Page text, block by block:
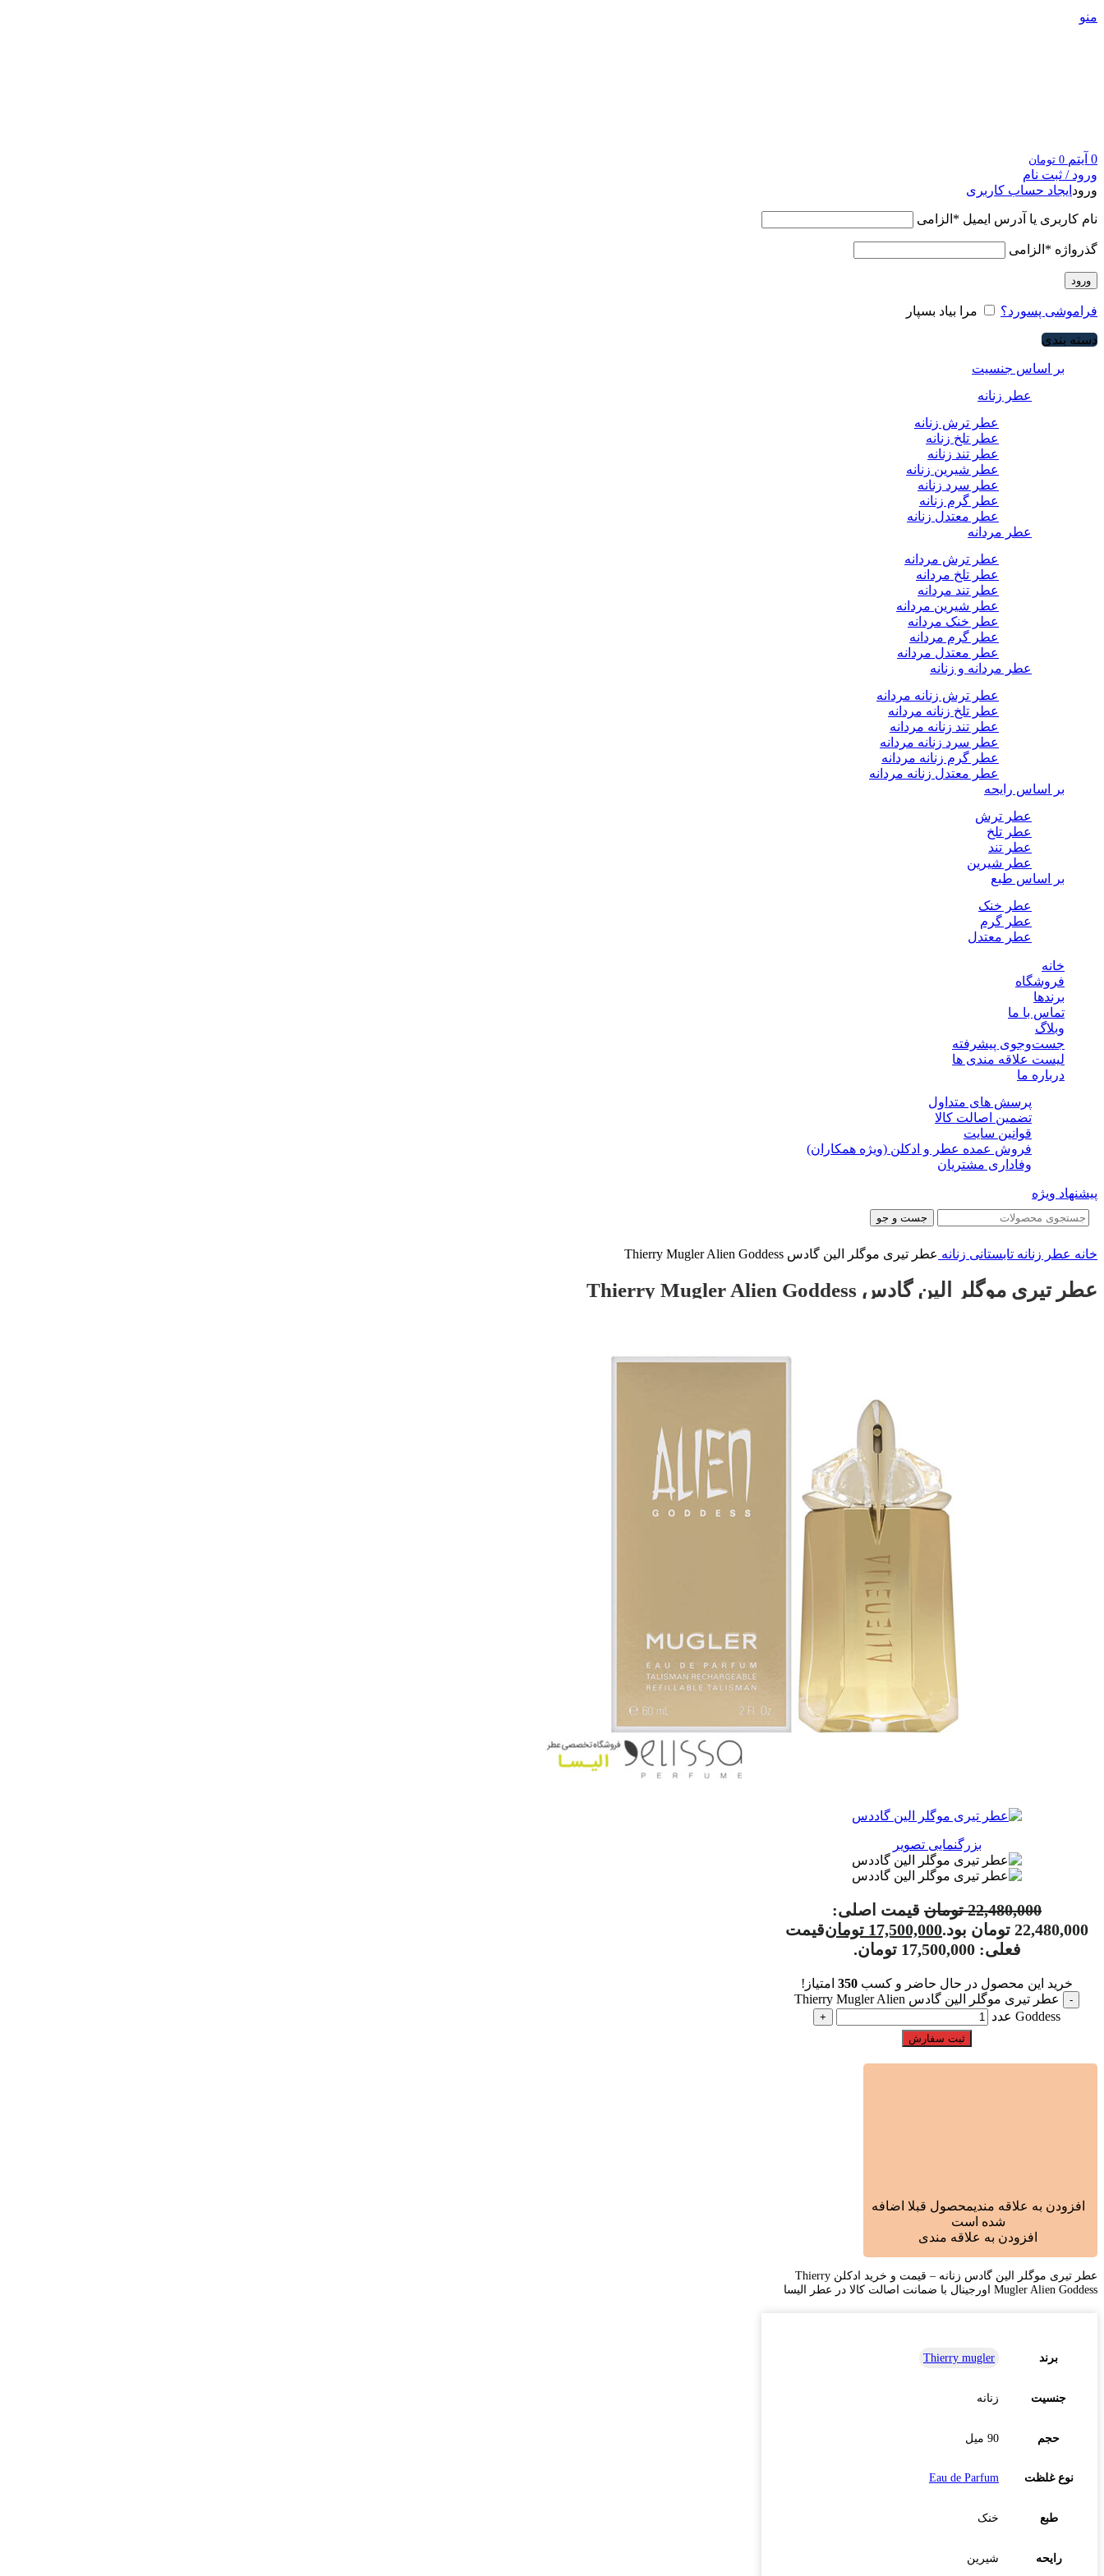
منو
0 آیتم 0 تومان
ورود / ثبت نام
ورود ایجاد حساب کاربری
نام کاربری یا آدرس ایمیل * الزامی
گذرواژه * الزامی
ورود
فراموشی پسورد؟ مرا بیاد بسپار
دسته بندی
بر اساس جنسیت
عطر زنانه
عطر ترش زنانه
عطر تلخ زنانه
عطر تند زنانه
عطر شیرین زنانه
عطر سرد زنانه
عطر گرم زنانه
عطر معتدل زنانه
عطر مردانه
عطر ترش مردانه
عطر تلخ مردانه
عطر تند مردانه
عطر شیرین مردانه
عطر خنک مردانه
عطر گرم مردانه
عطر معتدل مردانه
عطر مردانه و زنانه
عطر ترش زنانه مردانه
عطر تلخ زنانه مردانه
عطر تند زنانه مردانه
عطر سرد زنانه مردانه
عطر گرم زنانه مردانه
عطر معتدل زنانه مردانه
بر اساس رایحه
عطر ترش
عطر تلخ
عطر تند
عطر شیرین
بر اساس طبع
عطر خنک
عطر گرم
عطر معتدل
خانه
فروشگاه
برندها
تماس با ما
وبلاگ
جست‌وجوی پیشرفته
لیست علاقه مندی ها
درباره ما
پرسش های متداول
تضمین اصالت کالا
قوانین سایت
فروش عمده عطر و ادکلن (ویژه همکاران)
وفاداری مشتریان
پیشنهاد ویژه
جست و جو
خانه عطر زنانه تابستانی زنانه عطر تیری موگلر الین گادس Thierry Mugler Alien Goddess
عطر تیری موگلر الین گادس Thierry Mugler Alien Goddess
بزرگنمایی تصویر
22,480,000 تومان قیمت اصلی:
22,480,000 تومان بود.
17,500,000 تومانقیمت
فعلی: 17,500,000 تومان.
خرید این محصول در حال حاضر و کسب 350امتیاز!
عطر تیری موگلر الین گادس Thierry Mugler Alien
Goddess عدد
ثبت سفارش
افزودن به علاقه مندیمحصول قبلا اضافه
شده است
افزودن به علاقه مندی
عطر تیری موگلر الین گادس زنانه – قیمت و خرید ادکلن Thierry
Mugler Alien Goddess اورجینال با ضمانت اصالت کالا در عطر الیسا
برند Thierry mugler
جنسیت زنانه
حجم 90 میل
نوع غلظت Eau de Parfum
طبع خنک
رایحه شیرین